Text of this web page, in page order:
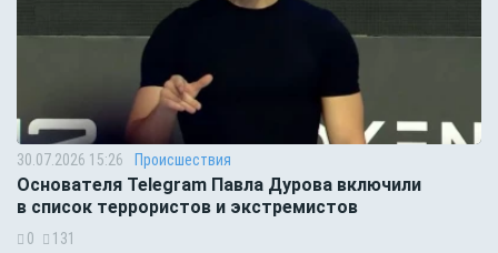
30.07.2026 15:26 Происшествия
Основателя Telegram Павла Дурова включили
в список террористов и экстремистов
0 131